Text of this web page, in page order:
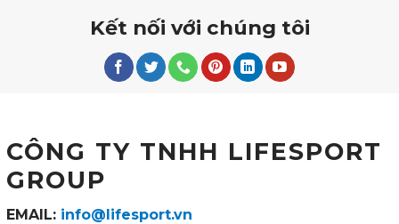
Kết nối với chúng tôi
CÔNG TY TNHH LIFESPORT
GROUP
EMAIL: info@lifesport.vn